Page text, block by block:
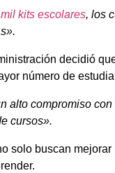
kits escolares, los
decidió
número de
alto compromiso
cursos».
solo buscan